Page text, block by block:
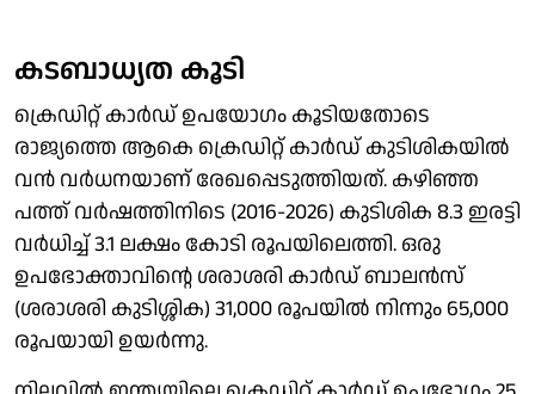
കടബാധ്യത കൂടി
ക്രെഡിറ്റ് കാര്‍ഡ് ഉപയോഗം കൂടിയതോടെ
രാജ്യത്തെ ആകെ ക്രെഡിറ്റ് കാര്‍ഡ് കുടിശികയില്‍
വന്‍ വര്‍ധനയാണ് രേഖപ്പെടുത്തിയത്. കഴിഞ്ഞ
പത്ത് വര്‍ഷത്തിനിടെ (2016-2026) കുടിശിക 8.3 ഇരട്ടി
വര്‍ധിച്ച് 3.1 ലക്ഷം കോടി രൂപയിലെത്തി. ഒരു
ഉപഭോക്താവിന്റെ ശരാശരി കാര്‍ഡ് ബാലന്‍സ്
(ശരാശരി കുടിശ്ശിക) 31,000 രൂപയില്‍ നിന്നും 65,000
രൂപയായി ഉയര്‍ന്നു.